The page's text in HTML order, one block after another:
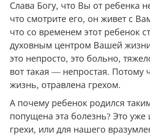
Слава Богу, что Вы от ребенка
что смотрите его, он живет с
что со временем этот ребенок
духовным центром Вашей
это непросто, это больно,
вот такая — непростая. Потому
жизнь, отравлена грехом.
А почему ребенок родился
попущена эта болезнь? Это
грехи, или для нашего